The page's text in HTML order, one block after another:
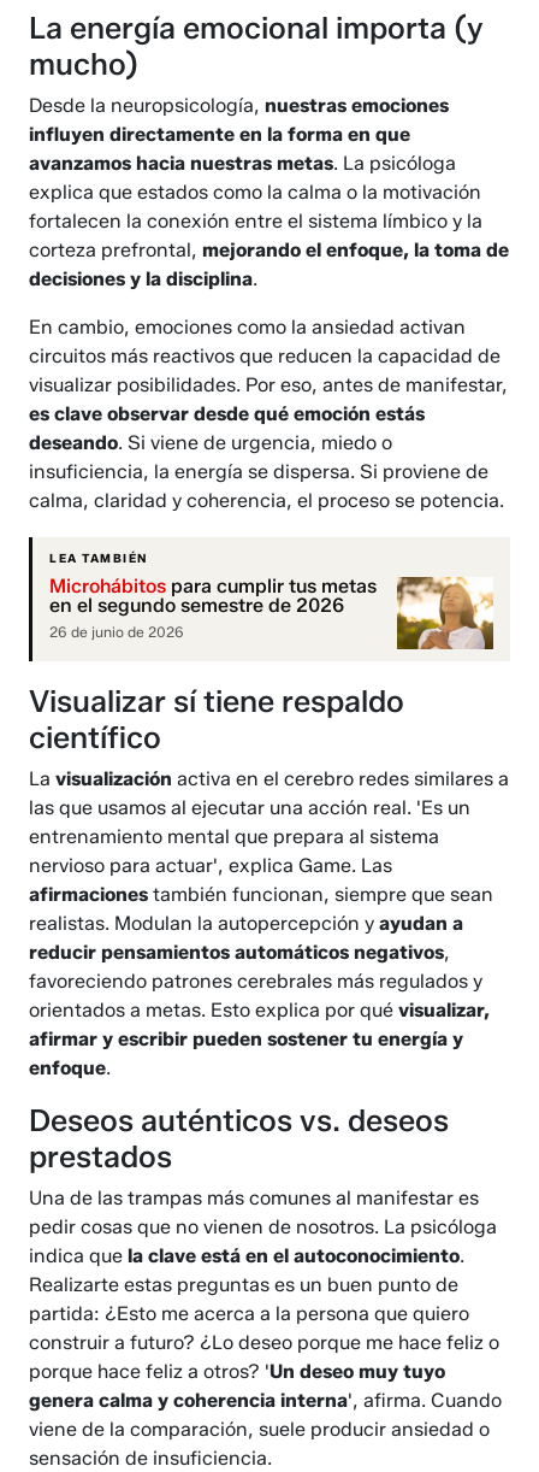
La energía emocional importa (y
mucho)
Desde la neuropsicología,nuestras emociones
influyen directamente en la forma en que
avanzamos hacia nuestras metas. La psicóloga
explica que estados como la calma o la motivación
fortalecen la conexión entre el sistema límbico y la
corteza prefrontal,mejorando el enfoque, la toma de
decisiones y la disciplina.
En cambio, emociones como la ansiedad activan
circuitos más reactivos que reducen la capacidad de
visualizar posibilidades. Por eso, antes de manifestar,
es clave observar desde qué emoción estás
deseando. Si viene de urgencia, miedo o
insuficiencia, la energía se dispersa. Si proviene de
calma, claridad y coherencia, el proceso se potencia.
LEA TAMBIÉN
Microhábitos para cumplir tus metas
en el segundo semestre de 2026
26 de junio de 2026
Visualizar sí tiene respaldo
científico
Lavisualizaciónactiva en el cerebro redes similares a
las que usamos al ejecutar una acción real. 'Es un
entrenamiento mental que prepara al sistema
nervioso para actuar', explica Game. Las
afirmacionestambién funcionan, siempre que sean
realistas. Modulan la autopercepción yayudan a
reducir pensamientos automáticos negativos,
favoreciendo patrones cerebrales más regulados y
orientados a metas. Esto explica por qué visualizar,
afirmar y escribir pueden sostener tu energía y
enfoque.
Deseos auténticos vs. deseos
prestados
Una de las trampas más comunes al manifestar es
pedir cosas que no vienen de nosotros. La psicóloga
indica que la clave está en el autoconocimiento.
Realizarte estas preguntas es un buen punto de
partida: ¿Esto me acerca a la persona que quiero
construir a futuro? ¿Lo deseo porque me hace feliz o
porque hace feliz a otros? 'Un deseo muy tuyo
genera calma y coherencia interna', afirma. Cuando
viene de la comparación, suele producir ansiedad o
sensación de insuficiencia.